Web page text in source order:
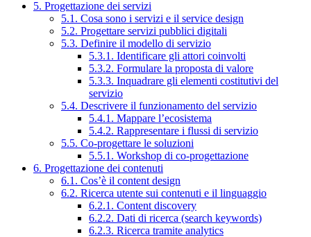
5. Progettazione dei servizi
5.1. Cosa sono i servizi e il service design
5.2. Progettare servizi pubblici digitali
5.3. Definire il modello di servizio
5.3.1. Identificare gli attori coinvolti
5.3.2. Formulare la proposta di valore
5.3.3. Inquadrare gli elementi costitutivi del
servizio
5.4. Descrivere il funzionamento del servizio
5.4.1. Mappare l’ecosistema
5.4.2. Rappresentare i flussi di servizio
5.5. Co-progettare le soluzioni
5.5.1. Workshop di co-progettazione
6. Progettazione dei contenuti
6.1. Cos’è il content design
6.2. Ricerca utente sui contenuti e il linguaggio
6.2.1. Content discovery
6.2.2. Dati di ricerca (search keywords)
6.2.3. Ricerca tramite analytics